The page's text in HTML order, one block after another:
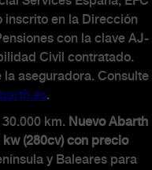
inscrito en la Dirección
con la clave AJ-
Civil contratado.
aseguradora. Consulte
.
km. Nuevo Abarth
(280cv) con precio
y Baleares para